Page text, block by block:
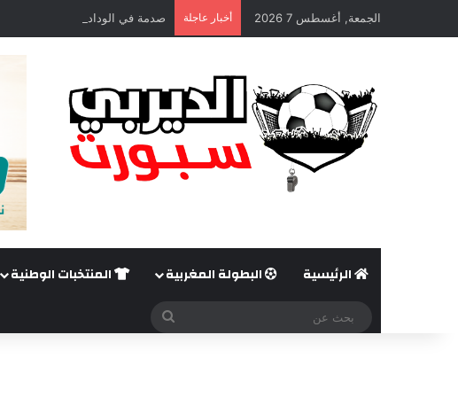
الجمعة, أغسطس 7 2026 أخبار عاجلة صدمة في الوداد الرياضي..
الرئيسية البطولة المغربية المنتخبات الوطنية